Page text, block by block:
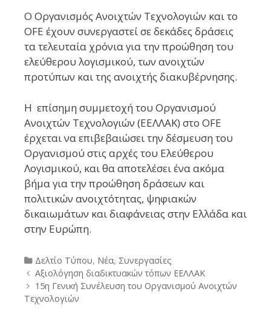
O Οργανισμός Ανοιχτών Τεχνολογιών και το
OFE έχουν συνεργαστεί σε δεκάδες δράσεις
τα τελευταία χρόνια για την προώθηση του
ελεύθερου λογισμικού, των ανοιχτών
προτύπων και της ανοιχτής διακυβέρνησης.
Η επίσημη συμμετοχή του Οργανισμού
Ανοιχτών Τεχνολογιών (ΕΕΛΛΑΚ) στο OFE
έρχεται να επιβεβαιώσει την δέσμευση του
Οργανισμού στις αρχές του Ελεύθερου
Λογισμικού, και θα αποτελέσει ένα ακόμα
βήμα για την προώθηση δράσεων και
πολιτικών ανοιχτότητας, ψηφιακών
δικαιωμάτων και διαφάνειας στην Ελλάδα και
στην Ευρώπη.
Categories
Δελτίο Τύπου, Νέα, Συνεργασίες
Post
navigation
Αξιολόγηση διαδικτυακών τόπων ΕΕΛΛΑΚ
15η Γενική Συνέλευση του Οργανισμού Ανοιχτών
Τεχνολογιών